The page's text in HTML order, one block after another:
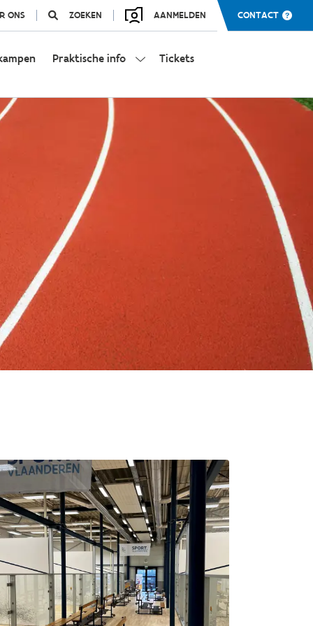
ONS ZOEKEN AANMELDEN CONTACT
Praktische info Tickets